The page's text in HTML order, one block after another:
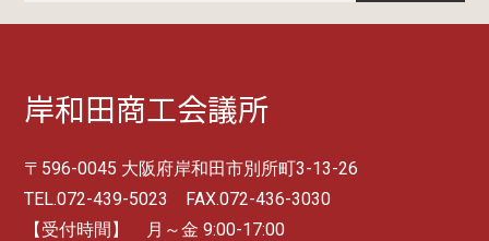
岸和田商工会議所
〒596-0045 大阪府岸和田市別所町3-13-26
TEL.072-439-5023 FAX.072-436-3030
【受付時間】 月～金 9:00-17:00